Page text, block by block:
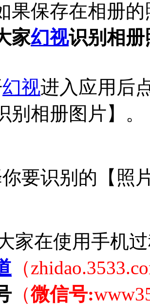
果保存在相册
家幻视识别相
幻视进入应用后
别相册图片】
要识别的【照
家在使用手机
（
（微信号: